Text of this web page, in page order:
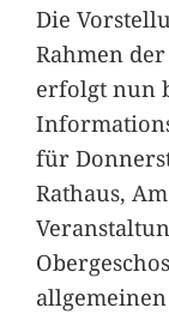
Die
Rahmen
erfolgt nun
für
Rathaus,